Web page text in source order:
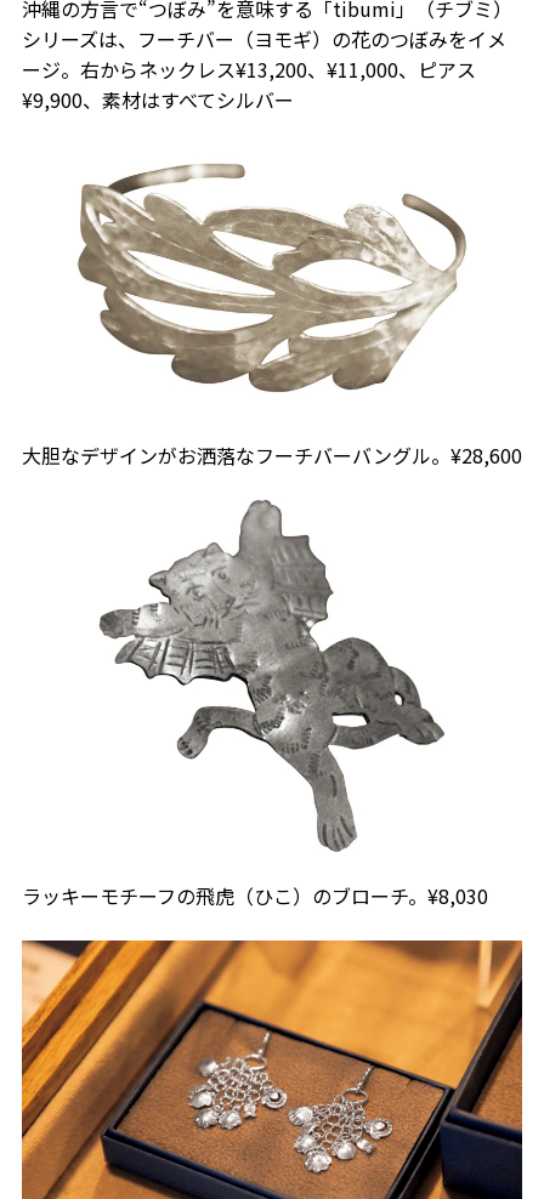
沖縄の方言で“つぼみ”を意味する「tibumi」（チブミ）
シリーズは、フーチバー（ヨモギ）の花のつぼみをイメ
ージ。右からネックレス¥13,200、¥11,000、ピアス
¥9,900、素材はすべてシルバー
大胆なデザインがお洒落なフーチバーバングル。¥28,600
ラッキーモチーフの飛虎（ひこ）のブローチ。¥8,030